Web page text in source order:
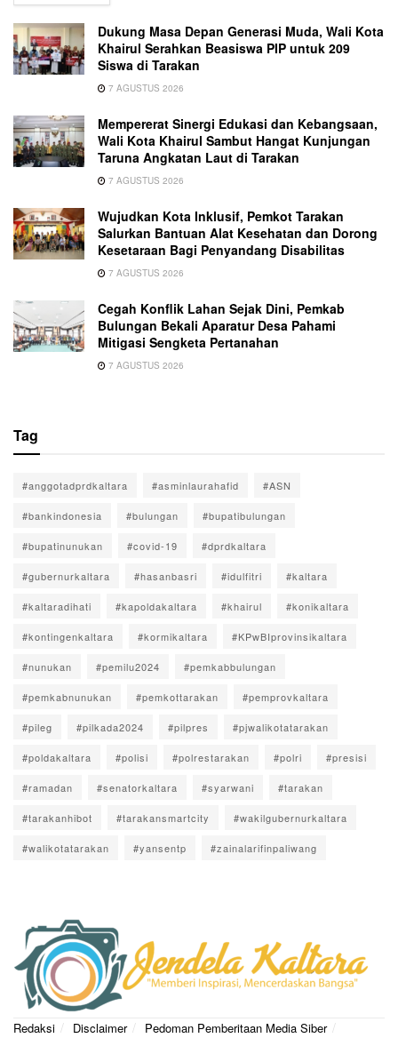
Dukung Masa Depan Generasi Muda, Wali Kota
Khairul Serahkan Beasiswa PIP untuk 209
Siswa di Tarakan
7 AGUSTUS 2026
Mempererat Sinergi Edukasi dan Kebangsaan,
Wali Kota Khairul Sambut Hangat Kunjungan
Taruna Angkatan Laut di Tarakan
7 AGUSTUS 2026
Wujudkan Kota Inklusif, Pemkot Tarakan
Salurkan Bantuan Alat Kesehatan dan Dorong
Kesetaraan Bagi Penyandang Disabilitas
7 AGUSTUS 2026
Cegah Konflik Lahan Sejak Dini, Pemkab
Bulungan Bekali Aparatur Desa Pahami
Mitigasi Sengketa Pertanahan
7 AGUSTUS 2026
Tag
#anggotadprdkaltara #asminlaurahafid #ASN
#bankindonesia #bulungan #bupatibulungan
#bupatinunukan #covid-19 #dprdkaltara
#gubernurkaltara #hasanbasri #idulfitri #kaltara
#kaltaradihati #kapoldakaltara #khairul #konikaltara
#kontingenkaltara #kormikaltara #KPwBIprovinsikaltara
#nunukan #pemilu2024 #pemkabbulungan
#pemkabnunukan #pemkottarakan #pemprovkaltara
#pileg #pilkada2024 #pilpres #pjwalikotatarakan
#poldakaltara #polisi #polrestarakan #polri #presisi
#ramadan #senatorkaltara #syarwani #tarakan
#tarakanhibot #tarakansmartcity #wakilgubernurkaltara
#walikotatarakan #yansentp #zainalarifinpaliwang
Redaksi Disclaimer Pedoman Pemberitaan Media Siber